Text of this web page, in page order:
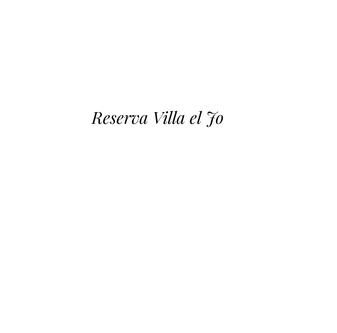
Reserva Villa el Jo